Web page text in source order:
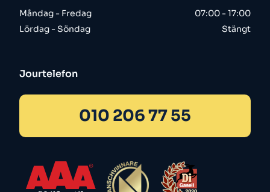
Måndag - Fredag
Lördag - Söndag
07:00 - 17:00
Stängt
Jourtelefon
010 206 77 55